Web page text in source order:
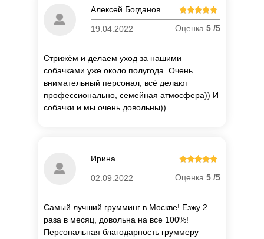
Алексей Богданов
19.04.2022 Оценка 5 /5
Стрижём и делаем уход за нашими
собачками уже около полугода. Очень
внимательный персонал, всё делают
профессионально, семейная атмосфера)) И
собачки и мы очень довольны))
Ирина
02.09.2022 Оценка 5 /5
Самый лучший грумминг в Москве! Езжу 2
раза в месяц, довольна на все 100%!
Персональная благодарность груммеру